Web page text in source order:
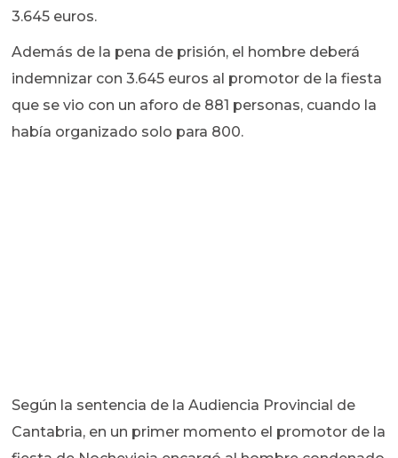
3.645 euros.
Además de la pena de prisión, el hombre deberá
indemnizar con 3.645 euros al promotor de la fiesta
que se vio con un aforo de 881 personas, cuando la
había organizado solo para 800.
Según la sentencia de la Audiencia Provincial de
Cantabria, en un primer momento el promotor de la